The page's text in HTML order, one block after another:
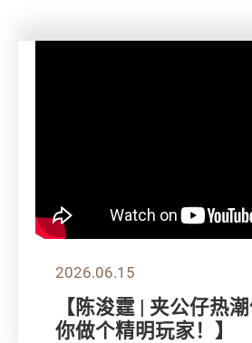
2026.06.15
【陈浚霆 | 夹公仔热
你做个精明玩家！】